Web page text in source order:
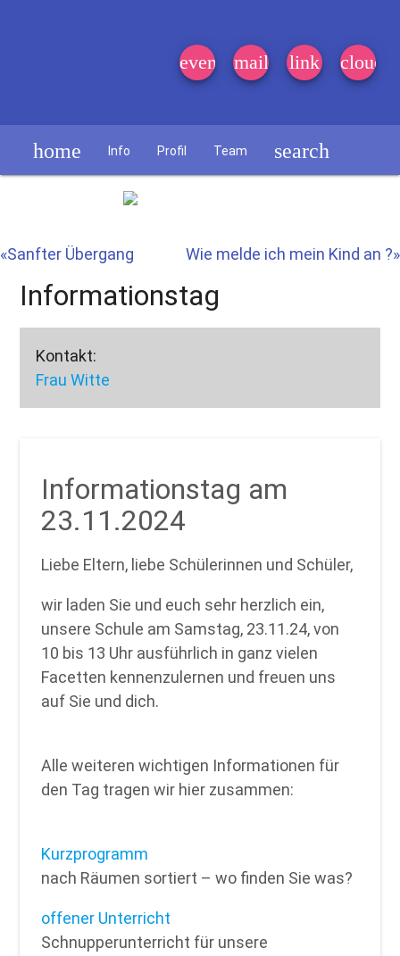
event_note
mail link cloud
home Info Profil Team search
«Sanfter Übergang Wie melde ich mein Kind an ?»
Informationstag
Kontakt:
Frau Witte
Informationstag am
23.11.2024
Liebe Eltern, liebe Schülerinnen und Schüler,
wir laden Sie und euch sehr herzlich ein,
unsere Schule am Samstag, 23.11.24, von
10 bis 13 Uhr ausführlich in ganz vielen
Facetten kennenzulernen und freuen uns
auf Sie und dich.
Alle weiteren wichtigen Informationen für
den Tag tragen wir hier zusammen:
Kurzprogramm
nach Räumen sortiert – wo finden Sie was?
offener Unterricht
Schnupperunterricht für unsere